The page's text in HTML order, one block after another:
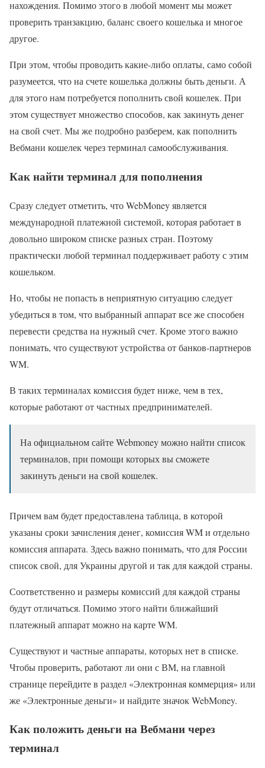
нахождения. Помимо этого в любой момент мы может
проверить транзакцию, баланс своего кошелька и многое
другое.
При этом, чтобы проводить какие-либо оплаты, само собой
разумеется, что на счете кошелька должны быть деньги. А
для этого нам потребуется пополнить свой кошелек. При
этом существует множество способов, как закинуть денег
на свой счет. Мы же подробно разберем, как пополнить
Вебмани кошелек через терминал самообслуживания.
Как найти терминал для пополнения
Сразу следует отметить, что WebMoney является
международной платежной системой, которая работает в
довольно широком списке разных стран. Поэтому
практически любой терминал поддерживает работу с этим
кошельком.
Но, чтобы не попасть в неприятную ситуацию следует
убедиться в том, что выбранный аппарат все же способен
перевести средства на нужный счет. Кроме этого важно
понимать, что существуют устройства от банков-партнеров
WM.
В таких терминалах комиссия будет ниже, чем в тех,
которые работают от частных предпринимателей.
На официальном сайте Webmoney можно найти список
терминалов, при помощи которых вы сможете
закинуть деньги на свой кошелек.
Причем вам будет предоставлена таблица, в которой
указаны сроки зачисления денег, комиссия WM и отдельно
комиссия аппарата. Здесь важно понимать, что для России
список свой, для Украины другой и так для каждой страны.
Соответственно и размеры комиссий для каждой страны
будут отличаться. Помимо этого найти ближайший
платежный аппарат можно на карте WM.
Существуют и частные аппараты, которых нет в списке.
Чтобы проверить, работают ли они с ВМ, на главной
странице перейдите в раздел «Электронная коммерция» или
же «Электронные деньги» и найдите значок WebMoney.
Как положить деньги на Вебмани через
терминал